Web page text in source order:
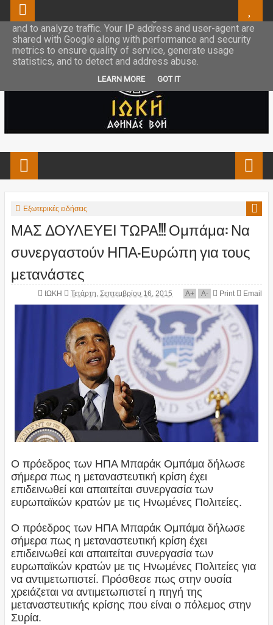
Εξωτερικές ειδήσεις
ΜΑΣ ΔΟΥΛΕΥΕΙ ΤΩΡΑ!!! Ομπάμα: Να
συνεργαστούν ΗΠΑ-Ευρώπη για τους
μετανάστες
ΙΩΚΗ Τετάρτη, Σεπτεμβρίου 16, 2015 A+ A- Print Email
Ο πρόεδρος των ΗΠΑ Μπαράκ Ομπάμα δήλωσε
σήμερα πως η μεταναστευτική κρίση έχει
επιδεινωθεί και απαιτείται συνεργασία των
ευρωπαϊκών κρατών με τις Ηνωμένες Πολιτείες.
Ο πρόεδρος των ΗΠΑ Μπαράκ Ομπάμα δήλωσε
σήμερα πως η μεταναστευτική κρίση έχει
επιδεινωθεί και απαιτείται συνεργασία των
ευρωπαϊκών κρατών με τις Ηνωμένες Πολιτείες για
να αντιμετωπιστεί. Πρόσθεσε πως στην ουσία
χρειάζεται να αντιμετωπιστεί η πηγή της
μεταναστευτικής κρίσης που είναι ο πόλεμος στην
Συρία.
This site uses cookies from Google to deliver its services
and to analyze traffic. Your IP address and user-agent are
shared with Google along with performance and security
metrics to ensure quality of service, generate usage
statistics, and to detect and address abuse.
LEARN MORE GOT IT